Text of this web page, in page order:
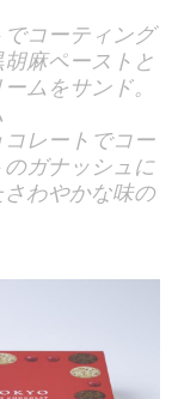
コーティング
麻ペーストと
ムをサンド。
レートでコー
ガナッシュに
わやかな味の